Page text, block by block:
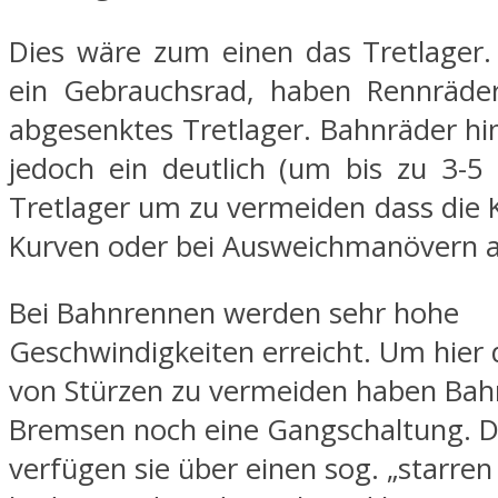
Dies wäre zum einen das
ein Gebrauchsrad, haben
abgesenktes Tretlager. Bahnräder
jedoch ein deutlich (um bis zu 3-5
Tretlager um zu vermeiden dass die
Kurven oder bei Ausweichmanövern
Bei Bahnrennen werden sehr hohe
Geschwindigkeiten erreicht. Um hier
von Stürzen zu vermeiden haben
Bremsen noch eine Gangschaltung.
verfügen sie über einen sog. „starren